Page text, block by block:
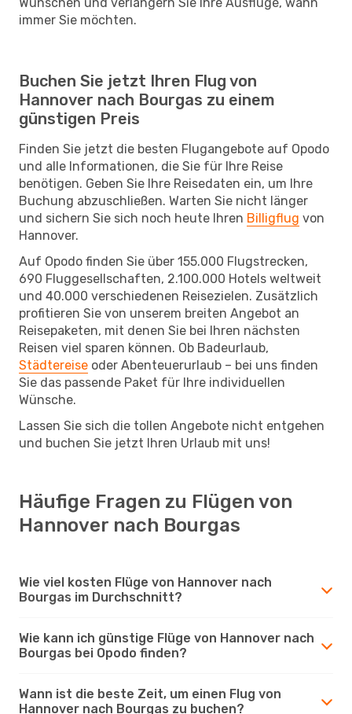
immer Sie möchten.
Buchen Sie jetzt Ihren Flug von
Hannover nach Bourgas zu einem
günstigen Preis
Finden Sie jetzt die besten Flugangebote auf Opodo
und alle Informationen, die Sie für Ihre Reise
benötigen. Geben Sie Ihre Reisedaten ein, um Ihre
Buchung abzuschließen. Warten Sie nicht länger
und sichern Sie sich noch heute Ihren Billigflug von
Hannover.
Auf Opodo finden Sie über 155.000 Flugstrecken,
690 Fluggesellschaften, 2.100.000 Hotels weltweit
und 40.000 verschiedenen Reisezielen. Zusätzlich
profitieren Sie von unserem breiten Angebot an
Reisepaketen, mit denen Sie bei Ihren nächsten
Reisen viel sparen können. Ob Badeurlaub,
Städtereise oder Abenteuerurlaub – bei uns finden
Sie das passende Paket für Ihre individuellen
Wünsche.
Lassen Sie sich die tollen Angebote nicht entgehen
und buchen Sie jetzt Ihren Urlaub mit uns!
Häufige Fragen zu Flügen von
Hannover nach Bourgas
Wie viel kosten Flüge von Hannover nach
Bourgas im Durchschnitt?
Wie kann ich günstige Flüge von Hannover nach
Bourgas bei Opodo finden?
Wann ist die beste Zeit, um einen Flug von
Hannover nach Bourgas zu buchen?